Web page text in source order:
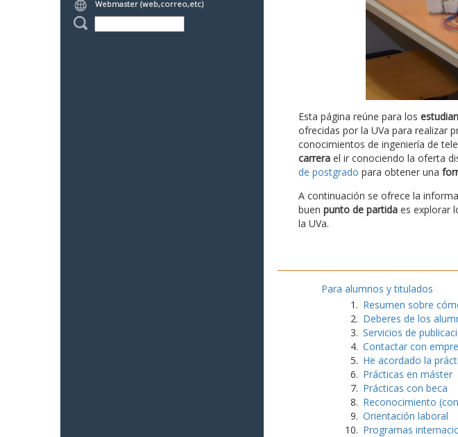
Webmaster (web,correo,etc)
Esta página reúne para los
ofrecidas por la UVa para realizar
conocimientos de ingeniería de
carrerael ir conociendo la oferta
de postgrado para obtener una
A continuación se ofrece la
buen punto de partidaes explorar
la UVa.
Para alumnos y titulados
Resumen sobre
Deberes de los
Servicios de
Contactar con
He acordado la
Prácticas en máster
Prácticas con beca
Reconocimiento
Orientación laboral
Programas